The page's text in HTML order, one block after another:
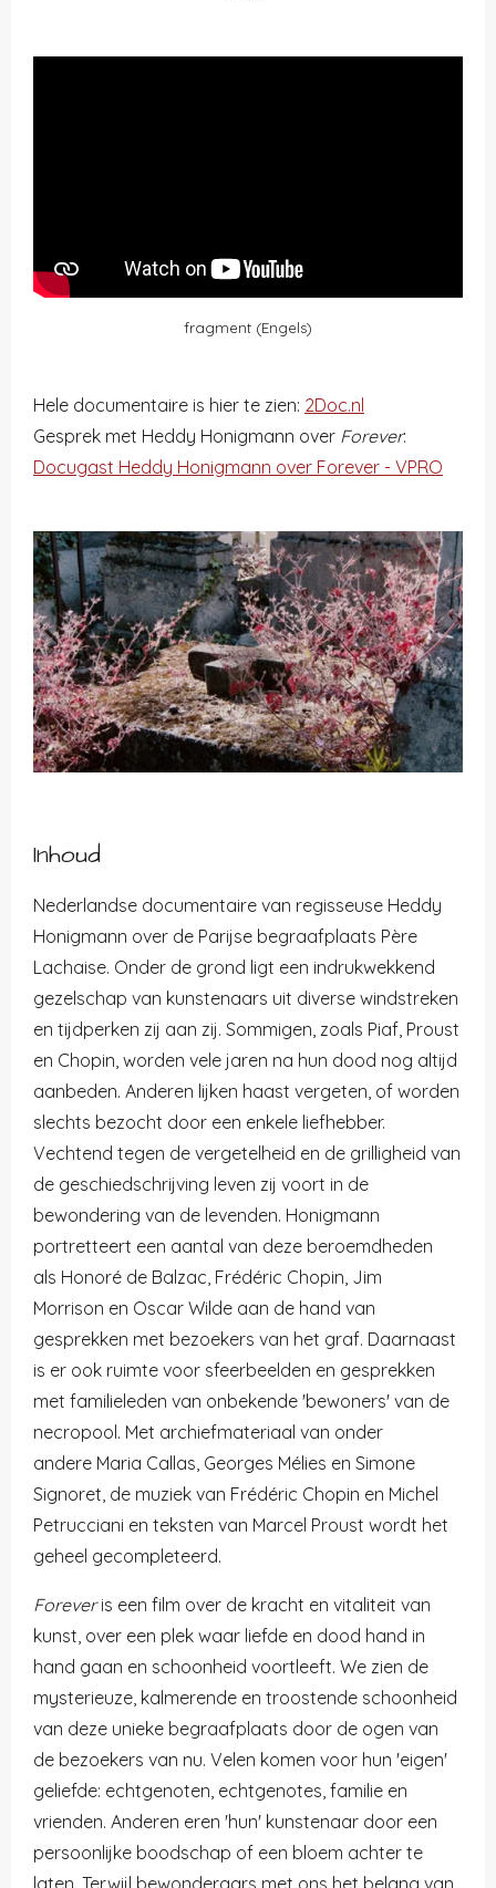
fragment (Engels)
Hele documentaire is hier te zien: 2Doc.nl
Gesprek met Heddy Honigmann over Forever:
Docugast Heddy Honigmann over Forever - VPRO
Inhoud
Nederlandse documentaire van regisseuse Heddy
Honigmann over de Parijse begraafplaats Père
Lachaise. Onder de grond ligt een indrukwekkend
gezelschap van kunstenaars uit diverse windstreken
en tijdperken zij aan zij. Sommigen, zoals Piaf, Proust
en Chopin, worden vele jaren na hun dood nog altijd
aanbeden. Anderen lijken haast vergeten, of worden
slechts bezocht door een enkele liefhebber.
Vechtend tegen de vergetelheid en de grilligheid van
de geschiedschrijving leven zij voort in de
bewondering van de levenden. Honigmann
portretteert een aantal van deze beroemdheden
als Honoré de Balzac, Frédéric Chopin, Jim
Morrison en Oscar Wilde aan de hand van
gesprekken met bezoekers van het graf. Daarnaast
is er ook ruimte voor sfeerbeelden en gesprekken
met familieleden van onbekende 'bewoners' van de
necropool. Met archiefmateriaal van onder
andere Maria Callas, Georges Mélies en Simone
Signoret, de muziek van Frédéric Chopin en Michel
Petrucciani en teksten van Marcel Proust wordt het
geheel gecompleteerd.
Foreveris een film over de kracht en vitaliteit van
kunst, over een plek waar liefde en dood hand in
hand gaan en schoonheid voortleeft. We zien de
mysterieuze, kalmerende en troostende schoonheid
van deze unieke begraafplaats door de ogen van
de bezoekers van nu. Velen komen voor hun 'eigen'
geliefde: echtgenoten, echtgenotes, familie en
vrienden. Anderen eren 'hun' kunstenaar door een
persoonlijke boodschap of een bloem achter te